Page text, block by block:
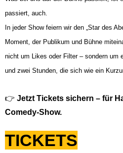
passiert, auch.
In jeder Show feiern wir den „Star des
Moment, der Publikum und Bühne
nicht um Likes oder Filter – sondern um
und zwei Stunden, die sich wie ein
👉 Jetzt Tickets sichern – für
Comedy-Show.
TICKETS